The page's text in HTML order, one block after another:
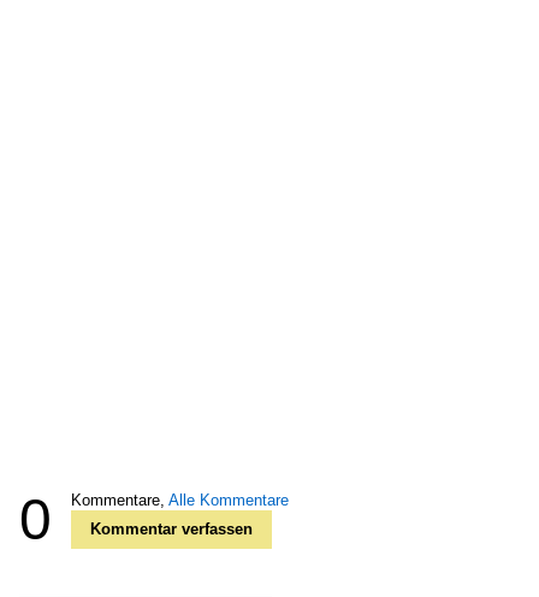
0 Kommentare, Alle Kommentare
Kommentar verfassen